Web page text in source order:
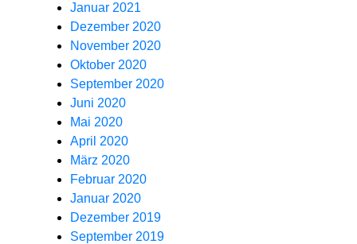
Januar 2021
Dezember 2020
November 2020
Oktober 2020
September 2020
Juni 2020
Mai 2020
April 2020
März 2020
Februar 2020
Januar 2020
Dezember 2019
September 2019